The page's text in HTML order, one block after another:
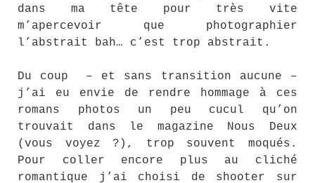
dans ma tête pour très vite
m’apercevoir que photographier
l’abstrait bah… c’est trop abstrait.
Du coup – et sans transition aucune –
j’ai eu envie de rendre hommage à ces
romans photos un peu cucul qu’on
trouvait dans le magazine Nous Deux
(vous voyez ?), trop souvent moqués.
Pour coller encore plus au cliché
romantique j’ai choisi de shooter sur